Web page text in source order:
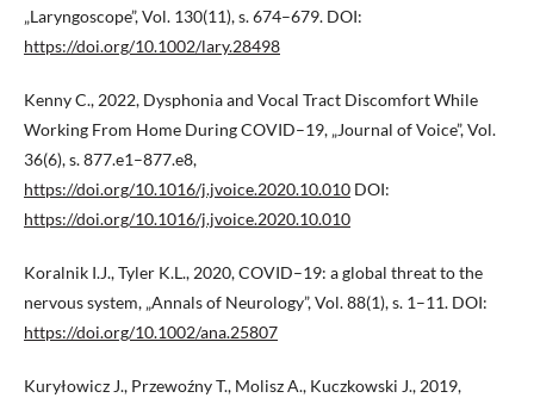
„Laryngoscope”, Vol. 130(11), s. 674–679. DOI:
https://doi.org/10.1002/lary.28498
Kenny C., 2022, Dysphonia and Vocal Tract Discomfort While
Working From Home During COVID–19, „Journal of Voice”, Vol.
36(6), s. 877.e1–877.e8,
https://doi.org/10.1016/j.jvoice.2020.10.010 DOI:
https://doi.org/10.1016/j.jvoice.2020.10.010
Koralnik I.J., Tyler K.L., 2020, COVID–19: a global threat to the
nervous system, „Annals of Neurology”, Vol. 88(1), s. 1–11. DOI:
https://doi.org/10.1002/ana.25807
Kuryłowicz J., Przewoźny T., Molisz A., Kuczkowski J., 2019,